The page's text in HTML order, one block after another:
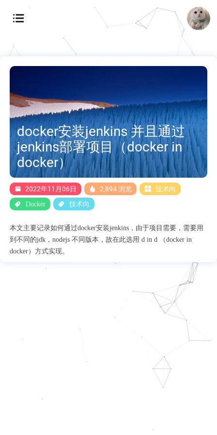
docker安装jenkins 并且通过
jenkins部署项目（docker in
docker）
2022年11月06日 2,894 浏览 技术向
Docker 技术向
本文主要记录如何通过docker安装jenkins，由于项目需要，需要用
到不同的jdk，nodejs 不同版本，故在此选用 d in d （docker in
docker）方式实现。